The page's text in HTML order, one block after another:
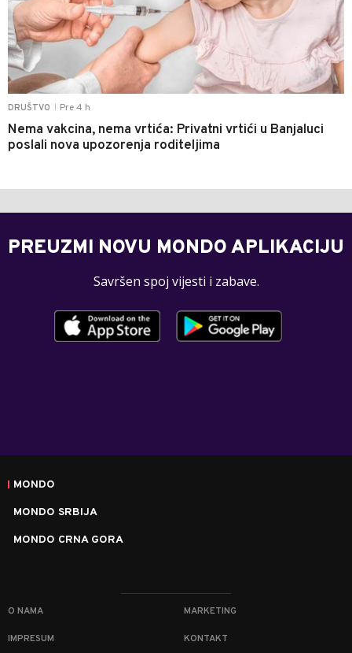
DRUŠTVO Pre 4 h
Nema vakcina, nema vrtića: Privatni vrtići u Banjaluci
poslali nova upozorenja roditeljima
PREUZMI NOVU MONDO APLIKACIJU
Savršen spoj vijesti i zabave.
MONDO
MONDO SRBIJA
MONDO CRNA GORA
O NAMA MARKETING
IMPRESUM KONTAKT